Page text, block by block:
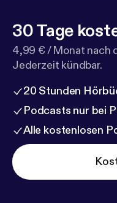
30 Tage
4,99 € / Monat nach
Jederzeit kündbar.
20 Stunden
Podcasts nur bei
Alle kostenlosen